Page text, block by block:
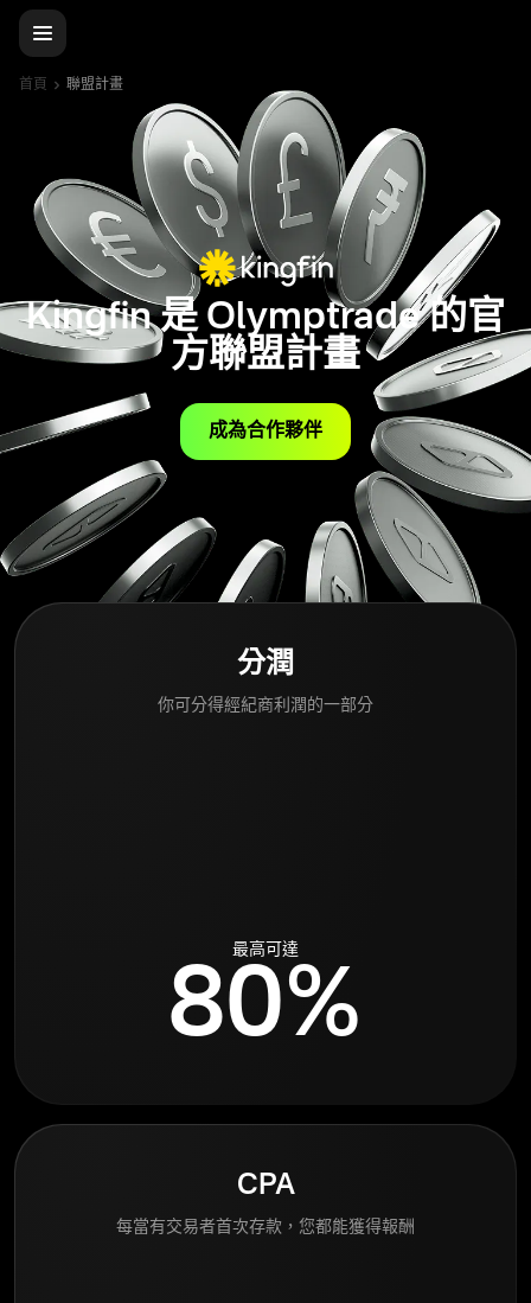
首頁 聯盟計畫
Kingfin 是 Olymptrade 的官
方聯盟計畫
成為合作夥伴
分潤
你可分得經紀商利潤的一部分
最高可達
80%
CPA
每當有交易者首次存款，您都能獲得報酬